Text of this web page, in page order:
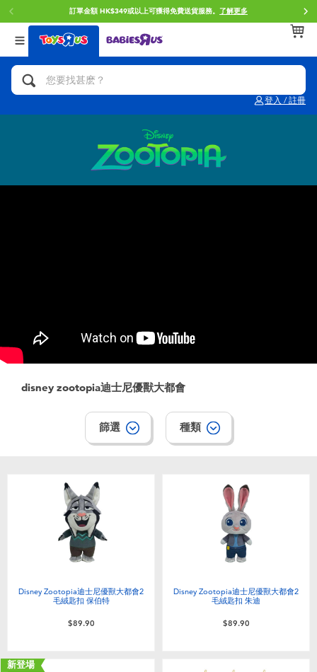
訂單金額 HK$349或以上可獲得免費送貨服務。 了解更多
登入 / 註冊
返回
分類目錄
人氣英雄,角色扮演,射擊玩具
拼砌組合及樂高LEGO
遊戲及拼圖系列
戶外及運動用品
派對用品
角色扮演及造型系列
毛毛公仔玩具
夏日用品
返回
品牌
Brunch Brother 早午餐兄弟
Spider-Man蜘蛛俠
LEGO樂高
Fuggler
Tomica多美
Globber高樂寶
返回
年齢
0~2歳
disney zootopia迪士尼優獸大都會
篩選 種類
Disney Zootopia迪士尼優獸大都會2
毛絨匙扣 保伯特
$89.90
Disney Zootopia迪士尼優獸大都會2
毛絨匙扣 朱迪
$89.90
新登場